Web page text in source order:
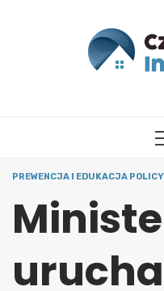
PREWENCJA I EDUKACJA